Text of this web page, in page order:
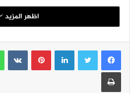
اظهر المزيد
لينكدإنبينتيريست
طباعة